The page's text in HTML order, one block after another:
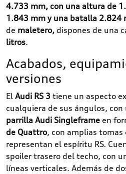
4.733 mm, con una altura de
1.843 mm y una batalla 2.824
de maletero, dispones de una
litros.
Acabados,
versiones
El Audi RS 3 tiene un aspecto
cualquiera de sus ángulos,
parrilla Audi Singleframe en
de Quattro, con amplias tomas
representan el espíritu RS.
spoiler trasero del techo, con
líneas verticales. Además de